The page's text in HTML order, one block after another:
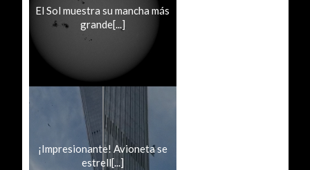
El Sol muestra su mancha más
grande[...]
¡Impresionante! Avioneta se
estrell[...]